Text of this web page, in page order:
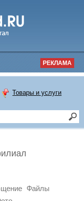
РЕКЛАМА
Товары и услуги
Файлы